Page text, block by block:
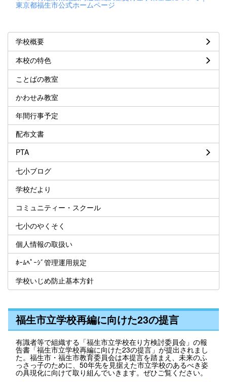
東京都福生市公式ホームページ
学校概要
本校の特色
ことばの教室
かわせみ教室
年間行事予定
配布文書
PTA
七小ブログ
学校だより
コミュニティー・スクール
七小のやくそく
個人情報の取扱い
ﾎｰﾑﾍﾟｰｼﾞ管理運用規定
学校いじめ防止基本方針
福生市立学校再編に向けた23の提言
有識者等で組織する「福生市立学校在り方検討委員会」の報
告書「福生市立学校再編に向けた23の提言」が提出されまし
た。福生市・福生市教育委員会は本提言を踏まえ、未来のふ
っさっ子のために、50年先を見据えた市立学校のあるべき姿
の具現化に向けて取り組んでいきます。ぜひご覧ください。